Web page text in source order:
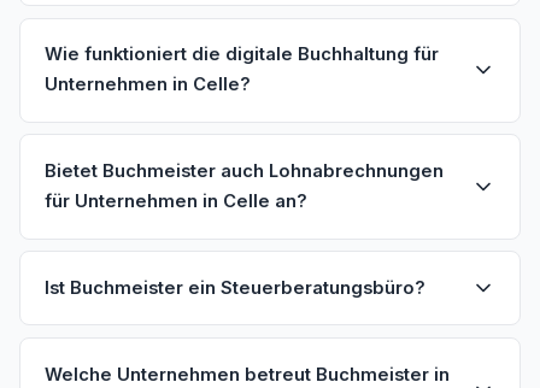
Wie funktioniert die digitale Buchhaltung für
Unternehmen in Celle?
Bietet Buchmeister auch Lohnabrechnungen
für Unternehmen in Celle an?
Ist Buchmeister ein Steuerberatungsbüro?
Welche Unternehmen betreut Buchmeister in